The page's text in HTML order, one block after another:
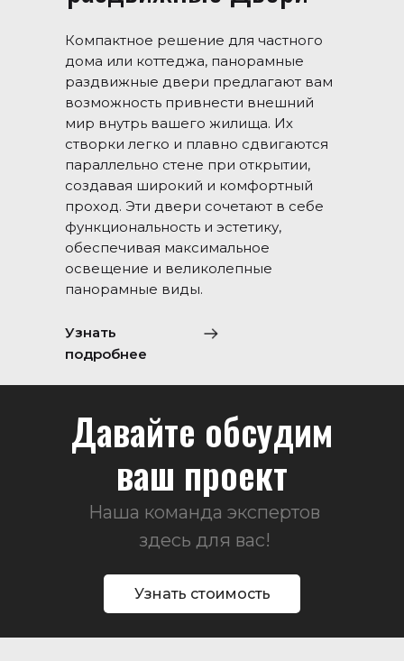
Узнать
подробнее
Компактное решение для частного
дома или коттеджа, панорамные
раздвижные двери предлагают вам
возможность привнести внешний
мир внутрь вашего жилища. Их
створки легко и плавно сдвигаются
параллельно стене при открытии,
создавая широкий и комфортный
проход. Эти двери сочетают в себе
функциональность и эстетику,
обеспечивая максимальное
освещение и великолепные
панорамные виды.
Давайте обсудим
ваш проект
Наша команда экспертов
здесь для вас!
Узнать стоимость